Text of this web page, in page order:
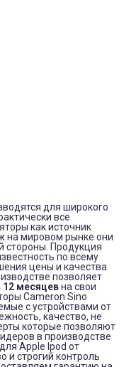
для широкого
все
как источник
на мировом рынке они
стороны. Продукция
по всему
цены и качества.
позволяет
12 месяцевна свои
Cameron Sino
с устройствами от
качество, не
которые позволяют
в производстве
Apple Ipod от
и строгий контроль